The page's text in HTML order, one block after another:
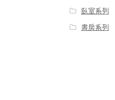
臥室系列
書房系列